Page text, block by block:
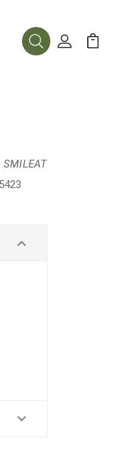
BuscarMi Cuenta
Mi
SMILEAT